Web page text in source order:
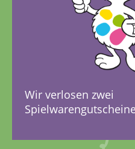
Wir verlosen zwei